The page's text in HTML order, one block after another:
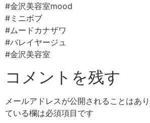
#金沢美容室mood ⠀
#ミニボブ⠀
#ムードカナザワ⠀
#バレイヤージュ⠀
#金沢美容室⠀
コメントを残す
メールアドレスが公開されることはあり
ている欄は必須項目です